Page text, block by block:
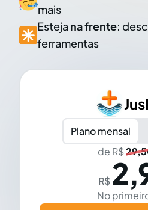
mais
Esteja na frente:
ferramentas
Plano mensal
de R$
R$
No